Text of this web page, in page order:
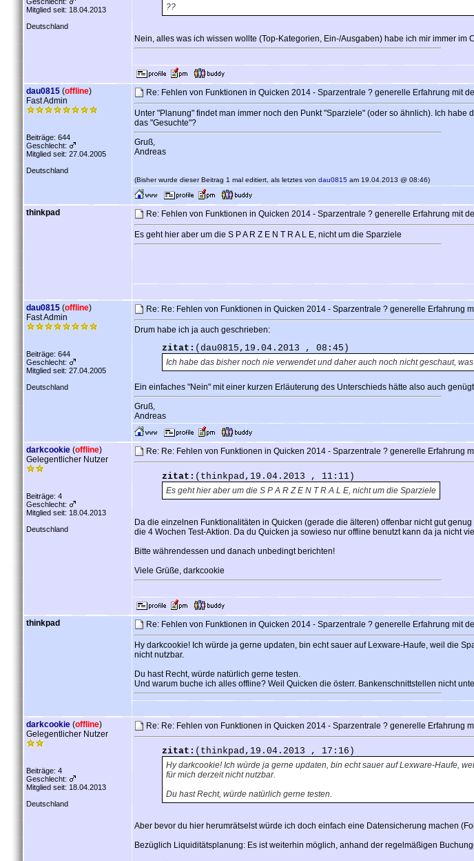
Mitglied seit: 18.04.2013
Deutschland
??
Nein, alles was ich wissen wollte (Top-Kategorien, Ein-/Ausgaben) habe ich mir immer
dau0815 (offline)
Fast Admin
Beiträge: 644
Geschlecht:
Mitglied seit: 27.04.2005
Deutschland
Re: Fehlen von Funktionen in Quicken 2014 - Sparzentrale ? generelle Erfahrung mit
Unter "Planung" findet man immer noch den Punkt "Sparziele" (oder so ähnlich). Ich
das "Gesuchte"?
Gruß,
Andreas
(Bisher wurde dieser Beitrag 1 mal editiert, als letztes von dau0815 am 19.04.2013 @ 08:46)
thinkpad Re: Fehlen von Funktionen in Quicken 2014 - Sparzentrale ? generelle Erfahrung mit
Es geht hier aber um die S P A R Z E N T R A L E, nicht um die Sparziele
dau0815 (offline)
Fast Admin
Beiträge: 644
Geschlecht:
Mitglied seit: 27.04.2005
Deutschland
Re: Re: Fehlen von Funktionen in Quicken 2014 - Sparzentrale ? generelle Erfahrung
Drum habe ich ja auch geschrieben:
zitat: (dau0815,19.04.2013 , 08:45)
Ich habe das bisher noch nie verwendet und daher auch noch nicht geschaut,
Ein einfaches "Nein" mit einer kurzen Erläuterung des Unterschieds hätte also auch
Gruß,
Andreas
darkcookie (offline)
Gelegentlicher Nutzer
Beiträge: 4
Geschlecht:
Mitglied seit: 18.04.2013
Deutschland
Re: Re: Fehlen von Funktionen in Quicken 2014 - Sparzentrale ? generelle Erfahrung
zitat: (thinkpad,19.04.2013 , 11:11)
Es geht hier aber um die S P A R Z E N T R A L E, nicht um die Sparziele
Da die einzelnen Funktionalitäten in Quicken (gerade die älteren) offenbar nicht gut
die 4 Wochen Test-Aktion. Da du Quicken ja sowieso nur offline benutzt kann da ja nicht
Bitte währendessen und danach unbedingt berichten!
Viele Grüße, darkcookie
thinkpad Re: Fehlen von Funktionen in Quicken 2014 - Sparzentrale ? generelle Erfahrung mit
Hy darkcookie! Ich würde ja gerne updaten, bin echt sauer auf Lexware-Haufe, weil die
nicht nutzbar.
Du hast Recht, würde natürlich gerne testen.
Und warum buche ich alles offline? Weil Quicken die österr. Bankenschnittstellen nicht
darkcookie (offline)
Gelegentlicher Nutzer
Beiträge: 4
Geschlecht:
Mitglied seit: 18.04.2013
Deutschland
Re: Re: Fehlen von Funktionen in Quicken 2014 - Sparzentrale ? generelle Erfahrung
zitat: (thinkpad,19.04.2013 , 17:16)
Hy darkcookie! Ich würde ja gerne updaten, bin echt sauer auf Lexware-Haufe,
für mich derzeit nicht nutzbar.
Du hast Recht, würde natürlich gerne testen.
Aber bevor du hier herumrätselst würde ich doch einfach eine Datensicherung machen
Bezüglich Liquiditätsplanung: Es ist weiterhin möglich, anhand der regelmäßigen